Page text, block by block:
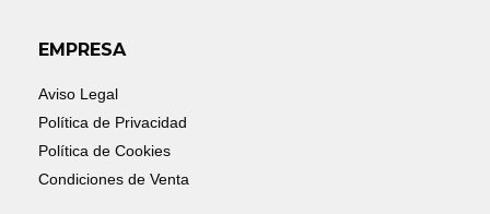
EMPRESA
Aviso Legal
Política de Privacidad
Política de Cookies
Condiciones de Venta